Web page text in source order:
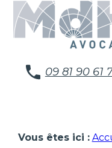
09 81 90 61
Vous êtes ici :
Panneau de gestion des